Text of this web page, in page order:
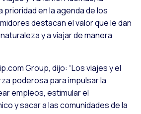
prioridad en la agenda de los
destacan el valor que le dan
y a viajar de manera
Group, dijo: “Los viajes y el
poderosa para impulsar la
empleos, estimular el
y sacar a las comunidades de la